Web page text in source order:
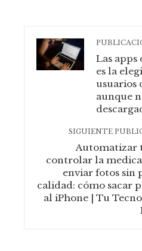
Las apps
es la
usuarios
aunque
SIGUIENTE
Automatizar
controlar la
enviar fotos sin
calidad: cómo sacar
al iPhone | Tu